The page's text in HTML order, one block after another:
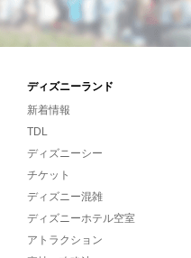
ディズニーランド
新着情報
TDL
ディズニーシー
チケット
ディズニー混雑
ディズニーホテル空室
アトラクション